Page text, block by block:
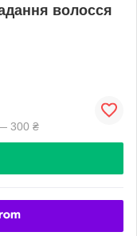
волосся
300 ₴